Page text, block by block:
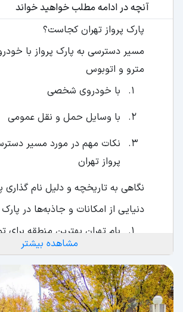
آنچه در ادامه مطلب خواهید خواند
پارک پرواز تهران کجاست؟
مسیر دسترسی به پارک پرواز با
مترو و اتوبوس
با خودروی شخصی
با وسایل حمل و نقل عمومی
نکات مهم در مورد مسیر
پرواز تهران
نگاهی به تاریخچه و دلیل نام گذاری
دنیایی از امکانات و جاذبه‌ها در پارک
بام تهران بهترین منطقه برای
غروب خورشید
در شهر بازی پارک پرواز به
برسید!
مشاهده بیشتر